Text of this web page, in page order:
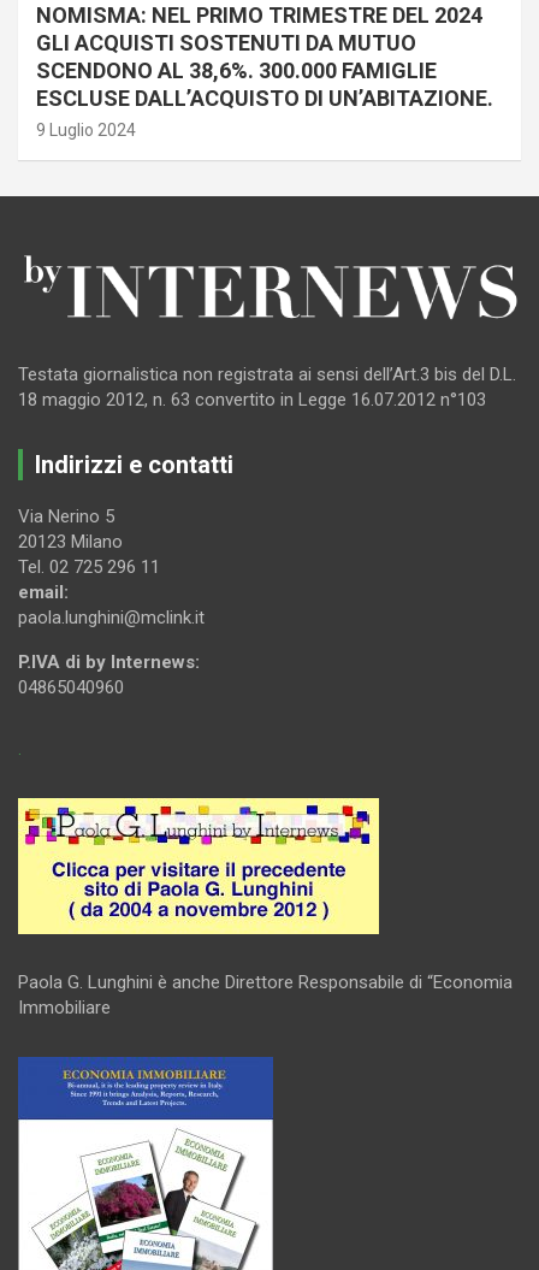
NOMISMA: NEL PRIMO TRIMESTRE DEL 2024
GLI ACQUISTI SOSTENUTI DA MUTUO
SCENDONO AL 38,6%. 300.000 FAMIGLIE
ESCLUSE DALL’ACQUISTO DI UN’ABITAZIONE.
9 Luglio 2024
Testata giornalistica non registrata ai sensi dell’Art.3 bis del D.L.
18 maggio 2012, n. 63 convertito in Legge 16.07.2012 n°103
Indirizzi e contatti
Via Nerino 5
20123 Milano
Tel. 02 725 296 11
email:
paola.lunghini@mclink.it
P.IVA di by Internews:
04865040960
.
Paola G. Lunghini è anche Direttore Responsabile di “Economia
Immobiliare